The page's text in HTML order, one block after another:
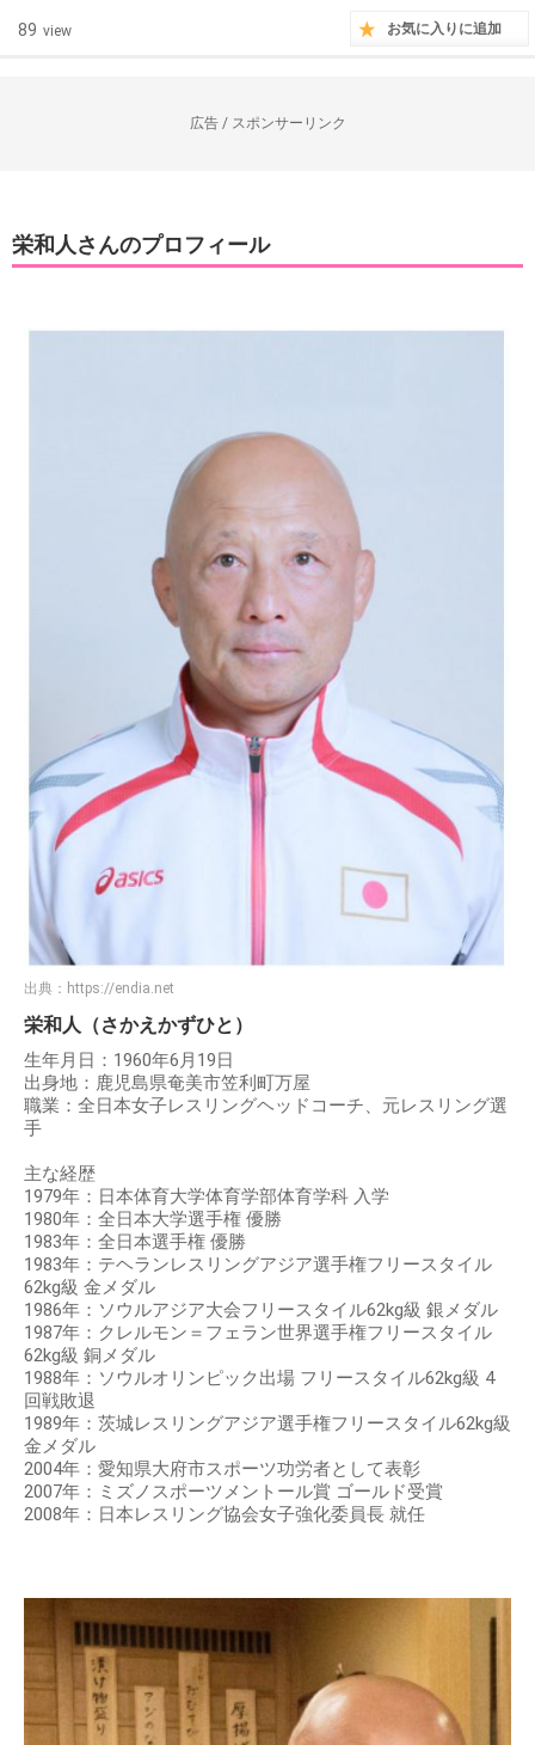
89 view お気に入りに追加
広告 / スポンサーリンク
栄和人さんのプロフィール
出典： https://endia.net
栄和人（さかえかずひと）
生年月日：1960年6月19日
出身地：鹿児島県奄美市笠利町万屋
職業：全日本女子レスリングヘッドコーチ、元レスリング選
手
主な経歴
1979年：日本体育大学体育学部体育学科 入学
1980年：全日本大学選手権 優勝
1983年：全日本選手権 優勝
1983年：テヘランレスリングアジア選手権フリースタイル
62kg級 金メダル
1986年：ソウルアジア大会フリースタイル62kg級 銀メダル
1987年：クレルモン＝フェラン世界選手権フリースタイル
62kg級 銅メダル
1988年：ソウルオリンピック出場 フリースタイル62kg級 4
回戦敗退
1989年：茨城レスリングアジア選手権フリースタイル62kg級
金メダル
2004年：愛知県大府市スポーツ功労者として表彰
2007年：ミズノスポーツメントール賞 ゴールド受賞
2008年：日本レスリング協会女子強化委員長 就任